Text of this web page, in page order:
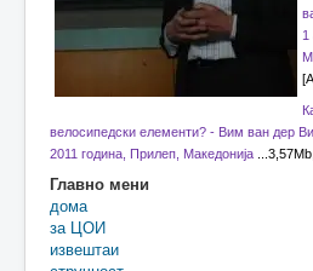
1
велосипедски елементи? - Вим ван дер
2011 година, Прилеп, Македонија
Главно мени
дома
за ЦОИ
извештаи